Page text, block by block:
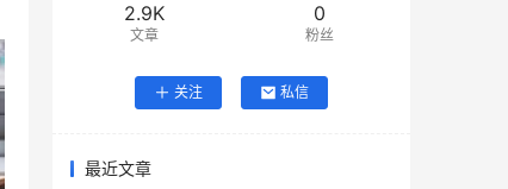
2.9K
文章
0
粉丝
关注 私信
最近文章